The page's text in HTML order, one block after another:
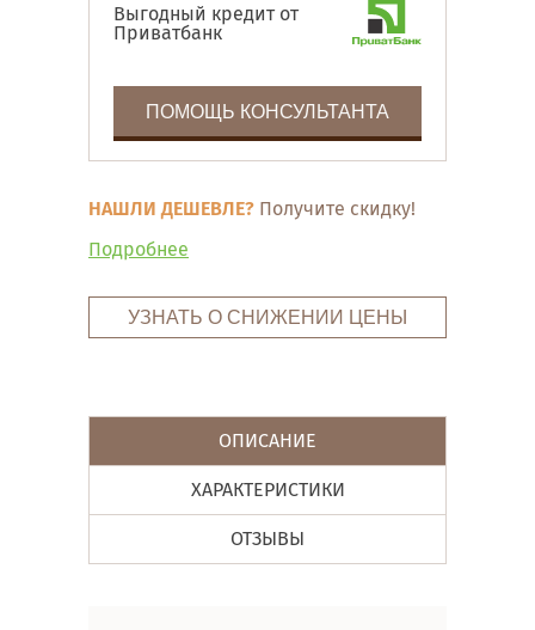
Выгодный кредит от
Приватбанк
ПОМОЩЬ КОНСУЛЬТАНТА
НАШЛИ ДЕШЕВЛЕ? Получите скидку!
Подробнее
УЗНАТЬ О СНИЖЕНИИ ЦЕНЫ
ОПИСАНИЕ
ХАРАКТЕРИСТИКИ
ОТЗЫВЫ